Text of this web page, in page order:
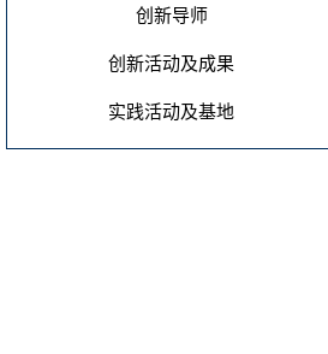
创新导师
创新活动及成果
实践活动及基地